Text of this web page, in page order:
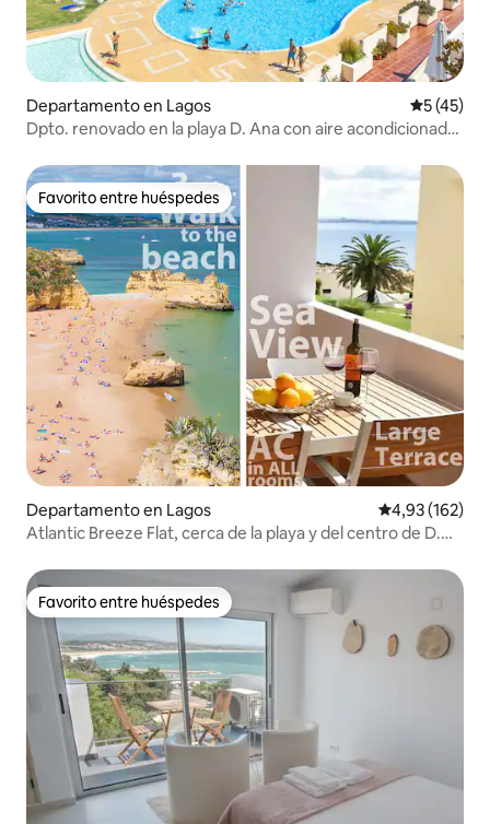
Departamento en Lagos
5 (45)
Dpto. renovado en la playa D. Ana con aire acondicionado
Favorito entre huéspedes
Favorito entre huéspedes
Departamento en Lagos Calificación
4,93 (162)
Atlantic Breeze Flat, cerca de la playa y del centro de D.
Favorito entre huéspedes
Favorito entre huéspedes